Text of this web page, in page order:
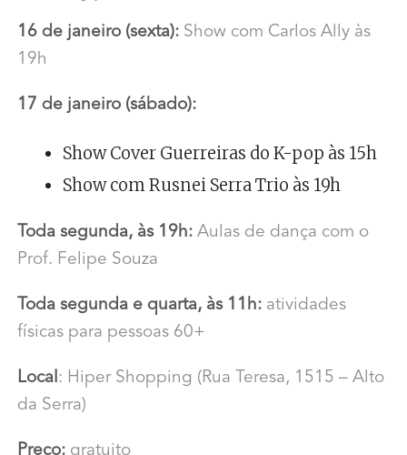
16 de janeiro (sexta):Show com Carlos Ally às
19h
17 de janeiro (sábado):
Show Cover Guerreiras do K-pop às 15h
Show com Rusnei Serra Trio às 19h
Toda segunda, às 19h:Aulas de dança com o
Prof. Felipe Souza
Toda segunda e quarta, às 11h:atividades
físicas para pessoas 60+
Local: Hiper Shopping (Rua Teresa, 1515 – Alto
da Serra)
Preço:gratuito